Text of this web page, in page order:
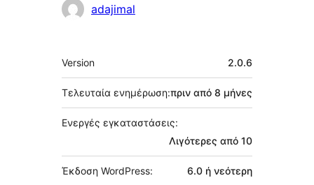
Συντελεστές
adajimal
Μεταστοιχεία
Version 2.0.6
Τελευταία ενημέρωση:πριν από 8 μήνες
Ενεργές εγκαταστάσεις:
Λιγότερες από 10
Έκδοση WordPress: 6.0 ή νεότερη